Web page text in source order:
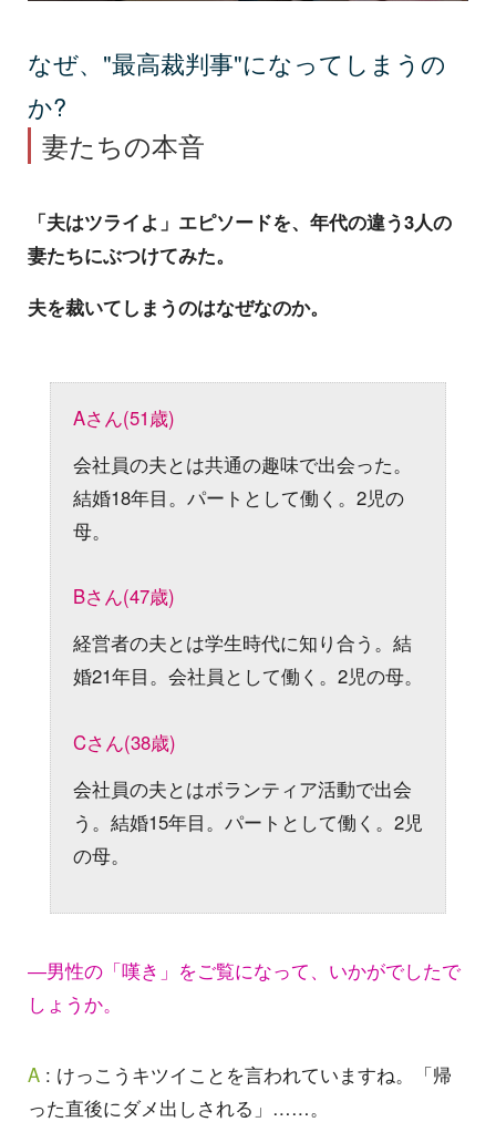
なぜ、"最高裁判事"になってしまうの
か?
妻たちの本音
「夫はツライよ」エピソードを、年代の違う3人の
妻たちにぶつけてみた。
夫を裁いてしまうのはなぜなのか。
Aさん(51歳)
会社員の夫とは共通の趣味で出会った。
結婚18年目。パートとして働く。2児の
母。
Bさん(47歳)
経営者の夫とは学生時代に知り合う。結
婚21年目。会社員として働く。2児の母。
Cさん(38歳)
会社員の夫とはボランティア活動で出会
う。結婚15年目。パートとして働く。2児
の母。
―男性の「嘆き」をご覧になって、いかがでしたで
しょうか。
A : けっこうキツイことを言われていますね。「帰
った直後にダメ出しされる」……。